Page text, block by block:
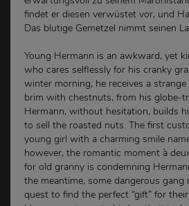
findet er diesen verwüstet vor, und
Das blutige Gemetzel nimmt seinen
Young Hermann is an awkward, yet
who cares selflessly for his cranky
winter morning, he receives a
brim with chestnuts, from his globe-
Hermann, without hesitation, builds
to sell the roasted nuts. The first
young girl with a charming smile
however, the romantic moment à
for old granny is condemning
the meantime, some dangerous gang
quest to find the perfect “gift” for